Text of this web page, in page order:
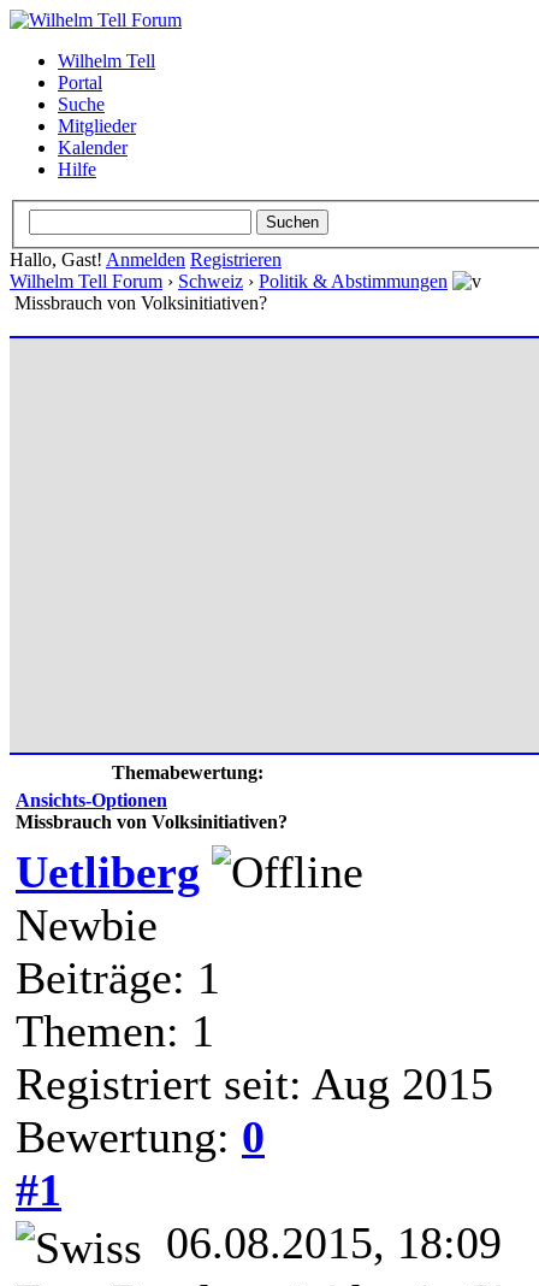
Wilhelm Tell
Portal
Suche
Mitglieder
Kalender
Hilfe
Hallo, Gast! Anmelden Registrieren
Wilhelm Tell Forum › Schweiz › Politik & Abstimmungen
Missbrauch von Volksinitiativen?
Themabewertung:
Ansichts-Optionen
Missbrauch von Volksinitiativen?
Uetliberg
Newbie
Beiträge: 1
Themen: 1
Registriert seit: Aug 2015
Bewertung: 0
#1
06.08.2015, 18:09